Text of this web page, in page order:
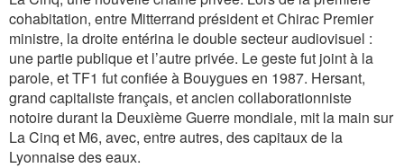
cohabitation, entre Mitterrand président et Chirac Premier
ministre, la droite entérina le double secteur audiovisuel :
une partie publique et l’autre privée. Le geste fut joint à la
parole, et TF1 fut confiée à Bouygues en 1987. Hersant,
grand capitaliste français, et ancien collaborationniste
notoire durant la Deuxième Guerre mondiale, mit la main sur
La Cinq et M6, avec, entre autres, des capitaux de la
Lyonnaise des eaux.